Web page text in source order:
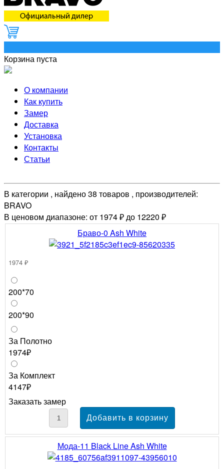
Корзина пуста
О компании
Как купить
Замер
Доставка
Установка
Контакты
Статьи
В категории , найдено 38 товаров , производителей:
BRAVO
В ценовом диапазоне: от 1974 ₽ до 12220 ₽
Браво-0 Ash White
1974 ₽
200*70
200*90
За Полотно
1974₽
За Комплект
4147₽
Заказать замер
Мода-11 Black Line Ash White